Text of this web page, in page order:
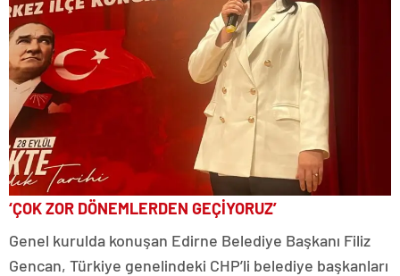
‘ÇOK ZOR DÖNEMLERDEN GEÇİYORUZ’
Genel kurulda konuşan Edirne Belediye Başkanı Filiz
Gencan, Türkiye genelindeki CHP’li belediye başkanları